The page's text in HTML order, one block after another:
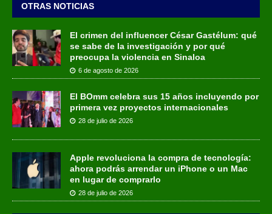
OTRAS NOTICIAS
El crimen del influencer César Gastélum: qué
se sabe de la investigación y por qué
preocupa la violencia en Sinaloa
6 de agosto de 2026
El BOmm celebra sus 15 años incluyendo por
primera vez proyectos internacionales
28 de julio de 2026
Apple revoluciona la compra de tecnología:
ahora podrás arrendar un iPhone o un Mac
en lugar de comprarlo
28 de julio de 2026